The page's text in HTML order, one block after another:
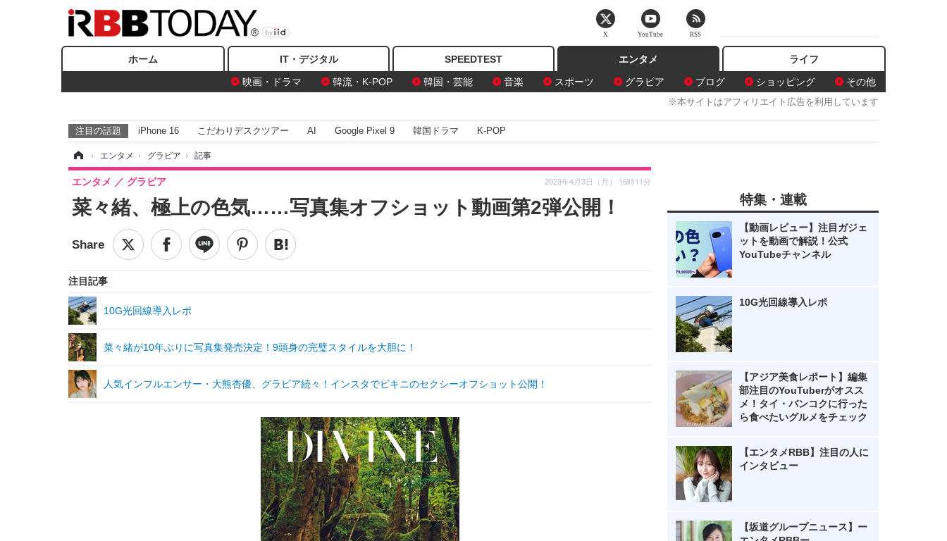
ホーム IT・デジタル SPEEDTEST
エンタメ
映画・ドラマ
韓流・K-POP 韓国・芸能 音楽 スポーツ グラビア ブログ ショッピング その他
ライフ
※本サイトはアフィリエイト広告を利用しています
注目の話題 iPhone 16 こだわりデスクツアー AI Google Pixel 9 韓国ドラマ K-POP
› エンタメ › グラビア › 記事
菜々緒、極上の色気……写真集オフショット動画第2弾公開！
エンタメ グラビア 2023年4月3日（月） 16時11分
注目記事
10G光回線導入レポ
菜々緒が10年ぶりに写真集発売決定！9頭身の完璧スタイルを大胆に！
人気インフルエンサー・大熊杏優、グラビア続々！インスタでビキニのセクシーオフショット公開！
特集・連載
【動画レビュー】注目ガジェ
ットを動画で解説！公式
YouTubeチャンネル
10G光回線導入レポ
【アジア美食レポート】編集
部注目のYouTuberがオスス
メ！タイ・バンコクに行った
ら食べたいグルメをチェック
【エンタメRBB】注目の人に
インタビュー
【坂道グループニュース】ー
X YouTube RSS